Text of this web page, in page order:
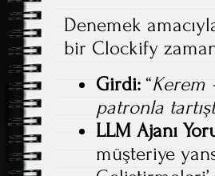
Denemek
bir Clockify
Girdi: “Kerem
patronla
LLM Ajanı
müşteriye